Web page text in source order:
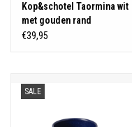
Kop&schotel Taormina wit
met gouden rand
€39,95
SALE